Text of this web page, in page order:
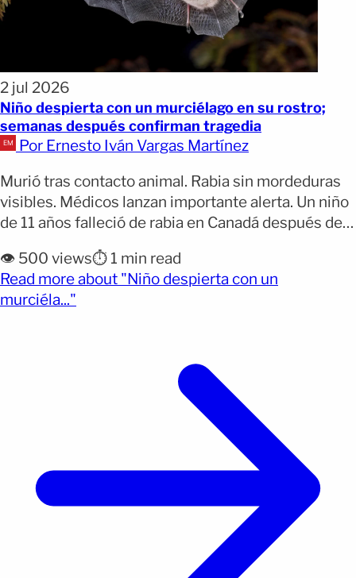
2 jul 2026
Niño despierta con un murciélago en su rostro;
semanas después confirman tragedia
Por Ernesto Iván Vargas Martínez
Murió tras contacto animal. Rabia sin mordeduras
visibles. Médicos lanzan importante alerta. Un niño
de 11 años falleció de rabia en Canadá después de
pese a que nunca presentó mordeduras o arañazos
visibles. El caso quedó documentado en un informe
publicado el 29 de junio por la revista [&hellip;]
👁️ 500 views⏱️ 1 min read
Read more about "Niño despierta con un
murciéla..."